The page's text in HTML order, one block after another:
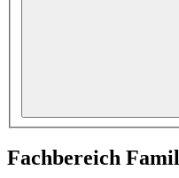
Fachbereich